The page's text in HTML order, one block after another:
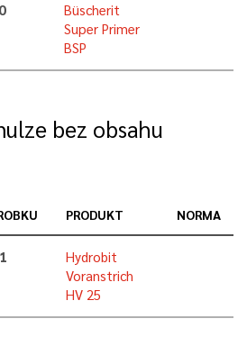
Büscherit
Super Primer
BSP
bez obsahu
PRODUKT NORMA
Hydrobit
Voranstrich
HV 25